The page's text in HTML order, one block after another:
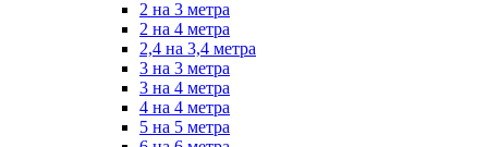
2 на 3 метра
2 на 4 метра
2,4 на 3,4 метра
3 на 3 метра
3 на 4 метра
4 на 4 метра
5 на 5 метра